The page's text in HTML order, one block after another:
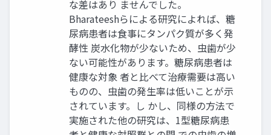
な差はあり ませんでした。
Bharateeshらによる研究によれば、糖
尿病患者は食事にタンパク質が多く発
酵性 炭水化物が少ないため、虫歯が少
ない可能性があります。糖尿病患者は
健康な対象 者と比べて治療需要は高い
ものの、虫歯の発生率は低いことが示
されています。し かし、同様の方法で
実施された他の研究は、1型糖尿病患